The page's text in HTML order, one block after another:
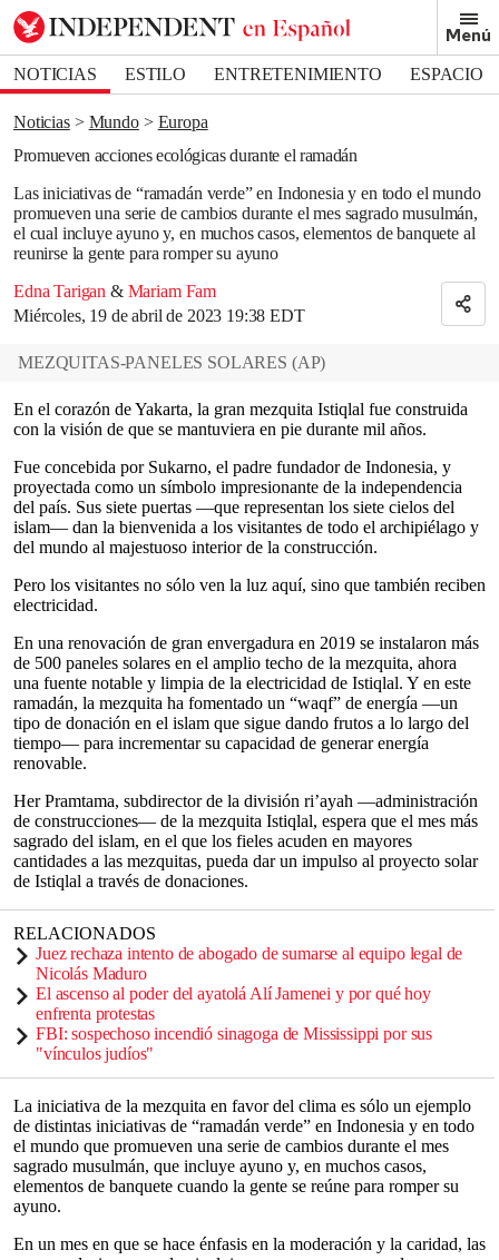
Menú
NOTICIAS ESTILO ENTRETENIMIENTO
ESPACIO
DEPORTES
Noticias Mundo
Europa
Promueven acciones ecológicas durante el ramadán
Las iniciativas de “ramadán verde” en Indonesia y en todo el mundo
promueven una serie de cambios durante el mes sagrado musulmán,
el cual incluye ayuno y, en muchos casos, elementos de banquete al
reunirse la gente para romper su ayuno
Edna Tarigan & Mariam Fam
Miércoles, 19 de abril de 2023 19:38 EDT
Bookmark popover
Removed from bookmarks
Close popover
MEZQUITAS-PANELES SOLARES (AP)
En el corazón de Yakarta, la gran mezquita Istiqlal fue construida
con la visión de que se mantuviera en pie durante mil años.
Fue concebida por Sukarno, el padre fundador de Indonesia, y
proyectada como un símbolo impresionante de la independencia
del país. Sus siete puertas —que representan los siete cielos del
islam— dan la bienvenida a los visitantes de todo el archipiélago y
del mundo al majestuoso interior de la construcción.
Pero los visitantes no sólo ven la luz aquí, sino que también reciben
electricidad.
En una renovación de gran envergadura en 2019 se instalaron más
de 500 paneles solares en el amplio techo de la mezquita, ahora
una fuente notable y limpia de la electricidad de Istiqlal. Y en este
ramadán, la mezquita ha fomentado un “waqf” de energía —un
tipo de donación en el islam que sigue dando frutos a lo largo del
tiempo— para incrementar su capacidad de generar energía
renovable.
Her Pramtama, subdirector de la división ri’ayah —administración
de construcciones— de la mezquita Istiqlal, espera que el mes más
sagrado del islam, en el que los fieles acuden en mayores
cantidades a las mezquitas, pueda dar un impulso al proyecto solar
de Istiqlal a través de donaciones.
RELACIONADOS
Juez rechaza intento de abogado de sumarse al equipo legal de
Nicolás Maduro
El ascenso al poder del ayatolá Alí Jamenei y por qué hoy
enfrenta protestas
FBI: sospechoso incendió sinagoga de Mississippi por sus
"vínculos judíos"
La iniciativa de la mezquita en favor del clima es sólo un ejemplo
de distintas iniciativas de “ramadán verde” en Indonesia y en todo
el mundo que promueven una serie de cambios durante el mes
sagrado musulmán, que incluye ayuno y, en muchos casos,
elementos de banquete cuando la gente se reúne para romper su
ayuno.
En un mes en que se hace énfasis en la moderación y la caridad, las